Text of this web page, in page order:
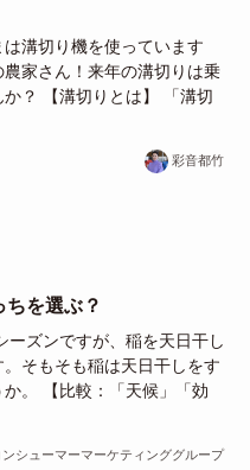
溝切り機を使っています
家さん！来年の溝切りは乗
？ 【溝切りとは】 「溝切
彩音都竹
を選ぶ？
ーズンですが、稲を天日干し
そもそも稲は天日干しをす
。 【比較：「天候」「効
ンシューマーマーケティンググループ